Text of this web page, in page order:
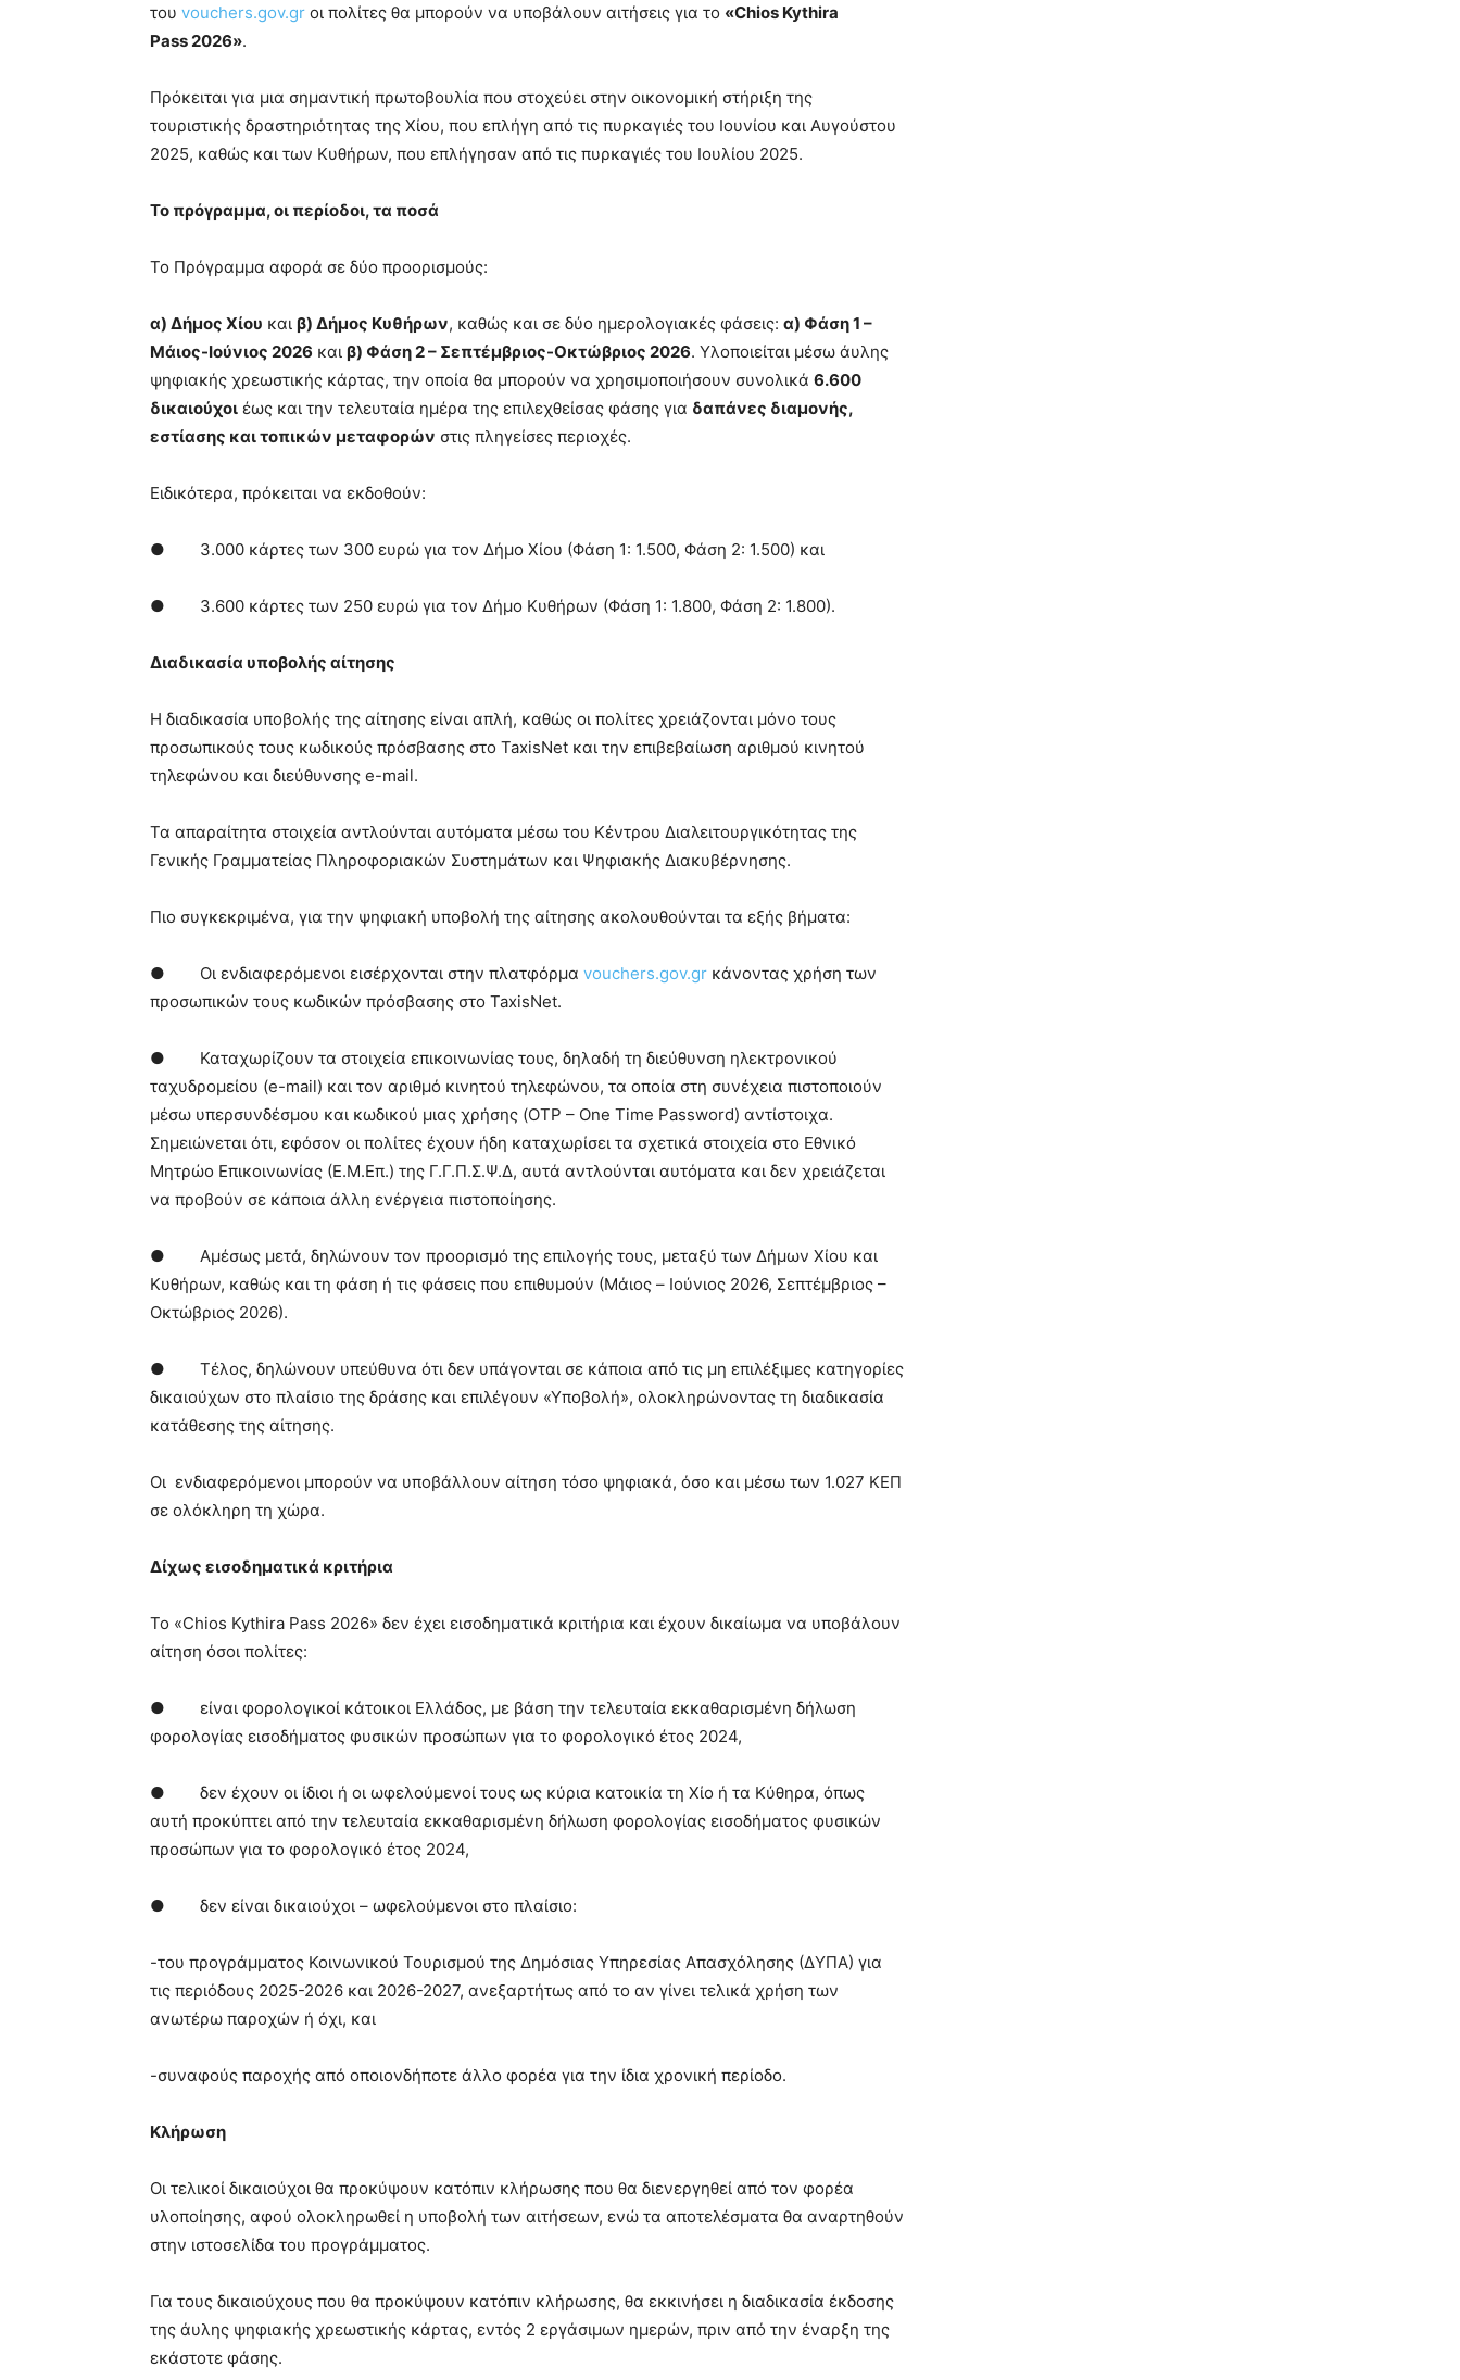
του vouchers.gov.gr οι πολίτες θα μπορούν να υποβάλουν αιτήσεις για το «Chios Kythira
Pass 2026».
Πρόκειται για μια σημαντική πρωτοβουλία που στοχεύει στην οικονομική στήριξη της
τουριστικής δραστηριότητας της Χίου, που επλήγη από τις πυρκαγιές του Ιουνίου και Αυγούστου
2025, καθώς και των Κυθήρων, που επλήγησαν από τις πυρκαγιές του Ιουλίου 2025.
Το πρόγραμμα, οι περίοδοι, τα ποσά
Το Πρόγραμμα αφορά σε δύο προορισμούς:
α) Δήμος Χίου και β) Δήμος Κυθήρων, καθώς και σε δύο ημερολογιακές φάσεις: α) Φάση 1 –
Μάιος-Ιούνιος 2026 και β) Φάση 2 – Σεπτέμβριος-Οκτώβριος 2026. Υλοποιείται μέσω άυλης
ψηφιακής χρεωστικής κάρτας, την οποία θα μπορούν να χρησιμοποιήσουν συνολικά 6.600
δικαιούχοι έως και την τελευταία ημέρα της επιλεχθείσας φάσης για δαπάνες διαμονής,
εστίασης και τοπικών μεταφορών στις πληγείσες περιοχές.
Ειδικότερα, πρόκειται να εκδοθούν:
● 3.000 κάρτες των 300 ευρώ για τον Δήμο Χίου (Φάση 1: 1.500, Φάση 2: 1.500) και
● 3.600 κάρτες των 250 ευρώ για τον Δήμο Κυθήρων (Φάση 1: 1.800, Φάση 2: 1.800).
Διαδικασία υποβολής αίτησης
Η διαδικασία υποβολής της αίτησης είναι απλή, καθώς οι πολίτες χρειάζονται μόνο τους
προσωπικούς τους κωδικούς πρόσβασης στο TaxisNet και την επιβεβαίωση αριθμού κινητού
τηλεφώνου και διεύθυνσης e-mail.
Τα απαραίτητα στοιχεία αντλούνται αυτόματα μέσω του Κέντρου Διαλειτουργικότητας της
Γενικής Γραμματείας Πληροφοριακών Συστημάτων και Ψηφιακής Διακυβέρνησης.
Πιο συγκεκριμένα, για την ψηφιακή υποβολή της αίτησης ακολουθούνται τα εξής βήματα:
● Οι ενδιαφερόμενοι εισέρχονται στην πλατφόρμα vouchers.gov.gr κάνοντας χρήση των
προσωπικών τους κωδικών πρόσβασης στο TaxisNet.
● Καταχωρίζουν τα στοιχεία επικοινωνίας τους, δηλαδή τη διεύθυνση ηλεκτρονικού
ταχυδρομείου (e-mail) και τον αριθμό κινητού τηλεφώνου, τα οποία στη συνέχεια πιστοποιούν
μέσω υπερσυνδέσμου και κωδικού μιας χρήσης (OTP – One Time Password) αντίστοιχα.
Σημειώνεται ότι, εφόσον οι πολίτες έχουν ήδη καταχωρίσει τα σχετικά στοιχεία στο Εθνικό
Μητρώο Επικοινωνίας (Ε.Μ.Επ.) της Γ.Γ.Π.Σ.Ψ.Δ, αυτά αντλούνται αυτόματα και δεν χρειάζεται
να προβούν σε κάποια άλλη ενέργεια πιστοποίησης.
● Αμέσως μετά, δηλώνουν τον προορισμό της επιλογής τους, μεταξύ των Δήμων Χίου και
Κυθήρων, καθώς και τη φάση ή τις φάσεις που επιθυμούν (Μάιος – Ιούνιος 2026, Σεπτέμβριος –
Οκτώβριος 2026).
● Τέλος, δηλώνουν υπεύθυνα ότι δεν υπάγονται σε κάποια από τις μη επιλέξιμες κατηγορίες
δικαιούχων στο πλαίσιο της δράσης και επιλέγουν «Υποβολή», ολοκληρώνοντας τη διαδικασία
κατάθεσης της αίτησης.
Οι ενδιαφερόμενοι μπορούν να υποβάλλουν αίτηση τόσο ψηφιακά, όσο και μέσω των 1.027 ΚΕΠ
σε ολόκληρη τη χώρα.
Δίχως εισοδηματικά κριτήρια
Το «Chios Kythira Pass 2026» δεν έχει εισοδηματικά κριτήρια και έχουν δικαίωμα να υποβάλουν
αίτηση όσοι πολίτες:
● είναι φορολογικοί κάτοικοι Ελλάδος, με βάση την τελευταία εκκαθαρισμένη δήλωση
φορολογίας εισοδήματος φυσικών προσώπων για το φορολογικό έτος 2024,
● δεν έχουν οι ίδιοι ή οι ωφελούμενοί τους ως κύρια κατοικία τη Χίο ή τα Κύθηρα, όπως
αυτή προκύπτει από την τελευταία εκκαθαρισμένη δήλωση φορολογίας εισοδήματος φυσικών
προσώπων για το φορολογικό έτος 2024,
● δεν είναι δικαιούχοι – ωφελούμενοι στο πλαίσιο:
-του προγράμματος Κοινωνικού Τουρισμού της Δημόσιας Υπηρεσίας Απασχόλησης (ΔΥΠΑ) για
τις περιόδους 2025-2026 και 2026-2027, ανεξαρτήτως από το αν γίνει τελικά χρήση των
ανωτέρω παροχών ή όχι, και
-συναφούς παροχής από οποιονδήποτε άλλο φορέα για την ίδια χρονική περίοδο.
Κλήρωση
Οι τελικοί δικαιούχοι θα προκύψουν κατόπιν κλήρωσης που θα διενεργηθεί από τον φορέα
υλοποίησης, αφού ολοκληρωθεί η υποβολή των αιτήσεων, ενώ τα αποτελέσματα θα αναρτηθούν
στην ιστοσελίδα του προγράμματος.
Για τους δικαιούχους που θα προκύψουν κατόπιν κλήρωσης, θα εκκινήσει η διαδικασία έκδοσης
της άυλης ψηφιακής χρεωστικής κάρτας, εντός 2 εργάσιμων ημερών, πριν από την έναρξη της
εκάστοτε φάσης.